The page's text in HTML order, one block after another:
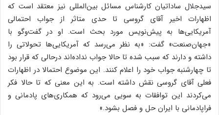
سیدجلال ساداتیان کارشناس مسائل بین‌المللی نیز معتقد است که
اظهارات اخیر آقای گروسی تا حدی متاثر از جواب احتمالی
آمریکایی‌ها به پیش‌نویس مورد بحث است. او در گفت‌وگو با
«جهان‌صنعت» گفت: «به نظر می‌رسد که آمریکایی‌ها تحولاتی را
داشته و دارند که سبب شده تا حالا جواب نداده‌اند درحالی که قرار بود
تا چهارشنبه جواب خود را اعلام کنند. این موضوع احتمالا در اظهارات
فعلی آقای گروسی نقش داشته است. به این معنی که تا حالا فکر
می‌کردند این توافقات به سویی می‌رود که همکاری‌های پادمانی و
فراپادمانی با ایران حل و فصل بشود.»